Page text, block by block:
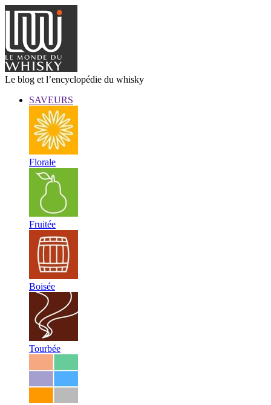
Le blog et l’encyclopédie du whisky
SAVEURS
Florale
Fruitée
Boisée
Tourbée